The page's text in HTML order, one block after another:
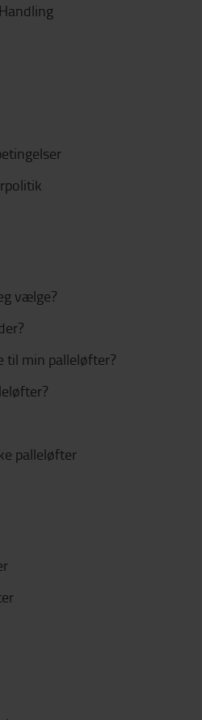
vælge?
til min palleløfter?
palleløfter